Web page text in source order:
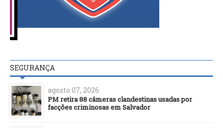
SEGURANÇA
agosto 07, 2026
PM retira 88 câmeras clandestinas usadas por
facções criminosas em Salvador